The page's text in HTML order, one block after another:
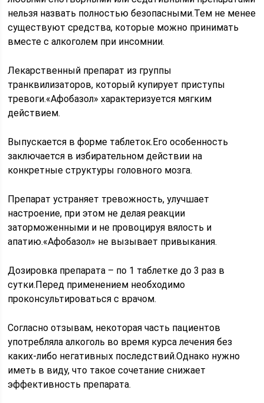
нельзя назвать полностью безопасными.Тем не менее
существуют средства, которые можно принимать
вместе с алкоголем при инсомнии.
Лекарственный препарат из группы
транквилизаторов, который купирует приступы
тревоги.«Афобазол» характеризуется мягким
действием.
Выпускается в форме таблеток.Его особенность
заключается в избирательном действии на
конкретные структуры головного мозга.
Препарат устраняет тревожность, улучшает
настроение, при этом не делая реакции
заторможенными и не провоцируя вялость и
апатию.«Афобазол» не вызывает привыкания.
Дозировка препарата – по 1 таблетке до 3 раз в
сутки.Перед применением необходимо
проконсультироваться с врачом.
Согласно отзывам, некоторая часть пациентов
употребляла алкоголь во время курса лечения без
каких-либо негативных последствий.Однако нужно
иметь в виду, что такое сочетание снижает
эффективность препарата.